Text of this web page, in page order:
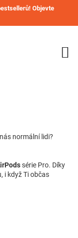
Objevte
normální lidi?
série Pro. Díky
i když Ti občas